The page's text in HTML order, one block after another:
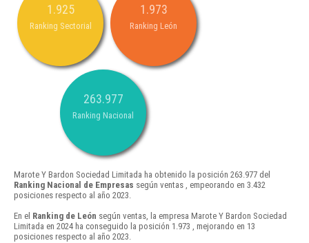
1.925
Ranking Sectorial
1.973
Ranking León
263.977
Ranking Nacional
Marote Y Bardon Sociedad Limitada ha obtenido la posición 263.977 del
Ranking Nacional de Empresas según ventas , empeorando en 3.432
posiciones respecto al año 2023.
En el Ranking de León según ventas, la empresa Marote Y Bardon Sociedad
Limitada en 2024 ha conseguido la posición 1.973 , mejorando en 13
posiciones respecto al año 2023.